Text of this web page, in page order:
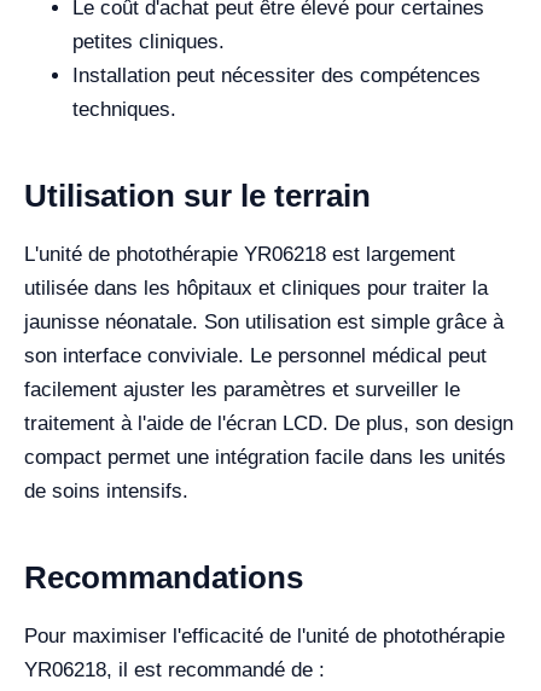
Le coût d'achat peut être élevé pour certaines
petites cliniques.
Installation peut nécessiter des compétences
techniques.
Utilisation sur le terrain
L'unité de photothérapie YR06218 est largement
utilisée dans les hôpitaux et cliniques pour traiter la
jaunisse néonatale. Son utilisation est simple grâce à
son interface conviviale. Le personnel médical peut
facilement ajuster les paramètres et surveiller le
traitement à l'aide de l'écran LCD. De plus, son design
compact permet une intégration facile dans les unités
de soins intensifs.
Recommandations
Pour maximiser l'efficacité de l'unité de photothérapie
YR06218, il est recommandé de :